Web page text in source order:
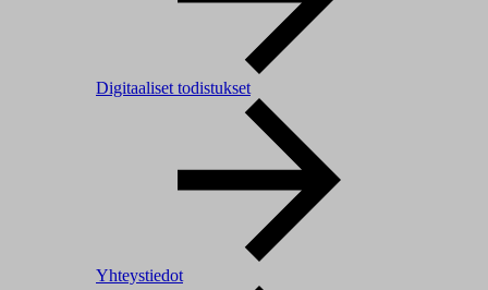
Digitaaliset todistukset
Yhteystiedot